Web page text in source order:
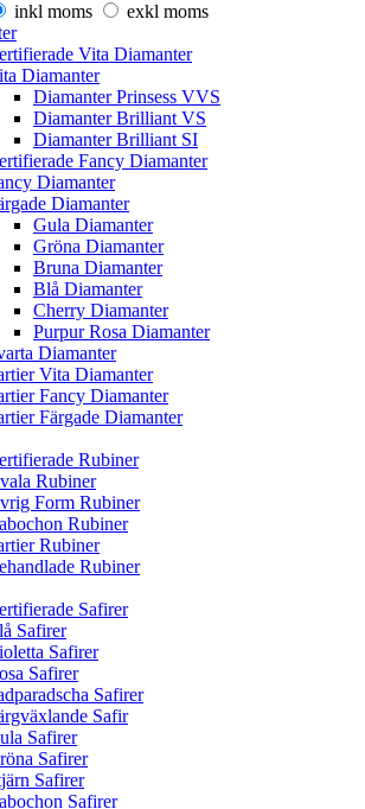
inkl moms
exkl moms
Vita Diamanter
Diamanter
Diamanter Prinsess VVS
Diamanter Brilliant VS
Diamanter Brilliant SI
Fancy Diamanter
Diamanter
Diamanter
Gula Diamanter
Gröna Diamanter
Bruna Diamanter
Blå Diamanter
Cherry Diamanter
Purpur Rosa Diamanter
Diamanter
Vita Diamanter
Fancy Diamanter
Färgade Diamanter
Rubiner
Rubiner
Form Rubiner
Rubiner
Rubiner
Rubiner
Safirer
Safirer
Safirer
Safirer
Safirer
Safir
Safirer
Safirer
Safirer
Safirer